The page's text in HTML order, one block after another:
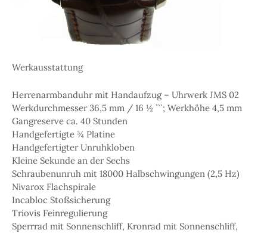
Werkausstattung
Herrenarmbanduhr mit Handaufzug – Uhrwerk JMS 02
Werkdurchmesser 36,5 mm / 16 ½ ```; Werkhöhe 4,5 mm
Gangreserve ca. 40 Stunden
Handgefertigte ¾ Platine
Handgefertigter Unruhkloben
Kleine Sekunde an der Sechs
Schraubenunruh mit 18000 Halbschwingungen (2,5 Hz)
Nivarox Flachspirale
Incabloc Stoßsicherung
Triovis Feinregulierung
Sperrrad mit Sonnenschliff, Kronrad mit Sonnenschliff,